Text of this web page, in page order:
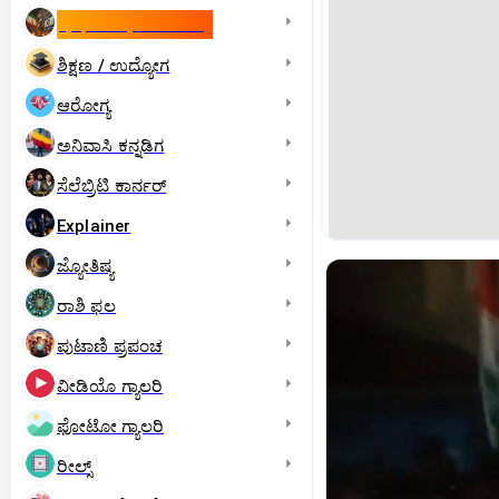
ಶಿಕ್ಷಣ / ಉದ್ಯೋಗ
ಆರೋಗ್ಯ
ಅನಿವಾಸಿ ಕನ್ನಡಿಗ
ಸೆಲೆಬ್ರಿಟಿ ಕಾರ್ನರ್‌
Explainer
ಜ್ಯೋತಿಷ್ಯ
ರಾಶಿ ಫಲ
ಪುಟಾಣಿ ಪ್ರಪಂಚ
ವೀಡಿಯೊ ಗ್ಯಾಲರಿ
ಫೋಟೋ ಗ್ಯಾಲರಿ
ರೀಲ್ಸ್